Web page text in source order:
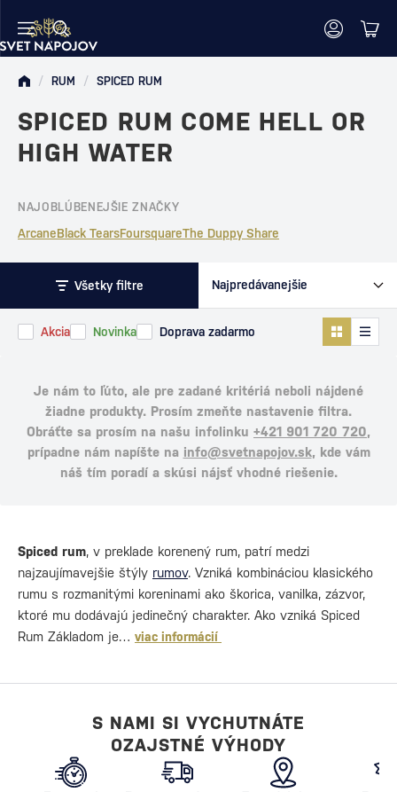
/ RUM / SPICED RUM
SPICED RUM COME HELL OR
HIGH WATER
NAJOBLÚBENEJŠIE ZNAČKY
ArcaneBlack TearsFoursquareThe Duppy Share
Všetky filtre
Akcia Novinka Doprava zadarmo
Je nám to ľúto, ale pre zadané kritériá neboli nájdené
žiadne produkty. Prosím zmeňte nastavenie filtra.
Obráťte sa prosím na našu infolinku +421 901 720 720,
prípadne nám napíšte na info@svetnapojov.sk, kde vám
náš tím poradí a skúsi nájsť vhodné riešenie.
Spiced rum, v preklade korenený rum, patrí medzi
najzaujímavejšie štýly rumov. Vzniká kombináciou klasického
rumu s rozmanitými koreninami ako škorica, vanilka, zázvor,
ktoré mu dodávajú jedinečný charakter. Ako vzniká Spiced
Rum Základom je… viac informácií
S NAMI SI VYCHUTNÁTE
OZAJSTNÉ VÝHODY